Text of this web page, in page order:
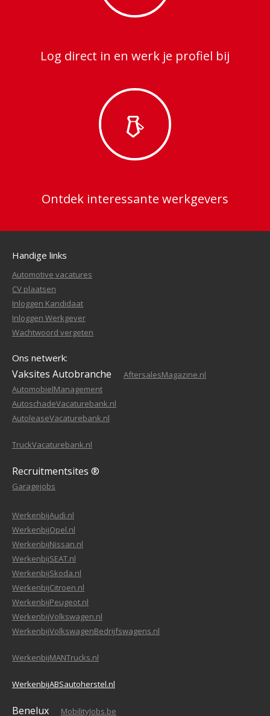
Log direct in en werk je profiel bij
Ontdek interessante werkgevers
Handige links
Automotive vacatures
CV plaatsen
Inloggen Kandidaat
Inloggen Werkgever
Wachtwoord vergeten
Ons netwerk:
Vaksites Autobranche
AftersalesMagazine.nl
AutomobielManagement
AutoschadeVacaturebank.nl
AutoleaseVacaturebank.nl
TruckVacaturebank.nl
Recruitmentsites ®
Garagejobs
WerkenbijAudi.nl
WerkenbijOpel.nl
WerkenbijNissan.nl
WerkenbijSEAT.nl
WerkenbijSkoda.nl
WerkenbijCitroen.nl
WerkenbijPeugeot.nl
WerkenbijVolkswagen.nl
WerkenbijVolkswagenBedrijfswagens.nl
WerkenbijMANTrucks.nl
WerkenbijABSautoherstel.nl
Benelux MobilityJobs.be